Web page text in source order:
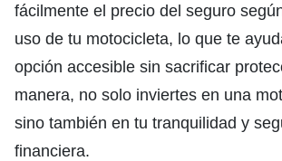
fácilmente el precio del seguro
uso de tu motocicleta, lo que te
opción accesible sin sacrificar
manera, no solo inviertes en una
sino también en tu tranquilidad y
financiera.